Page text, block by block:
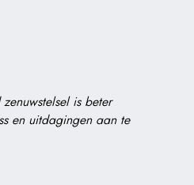
is beter
en uitdagingen aan te